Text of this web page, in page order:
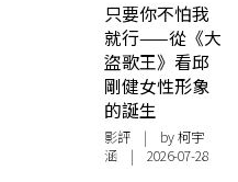
只要你不怕我
就行——從《大
盜歌王》看邱
剛健女性形象
的誕生
影評 | by 柯宇
涵 | 2026-07-28